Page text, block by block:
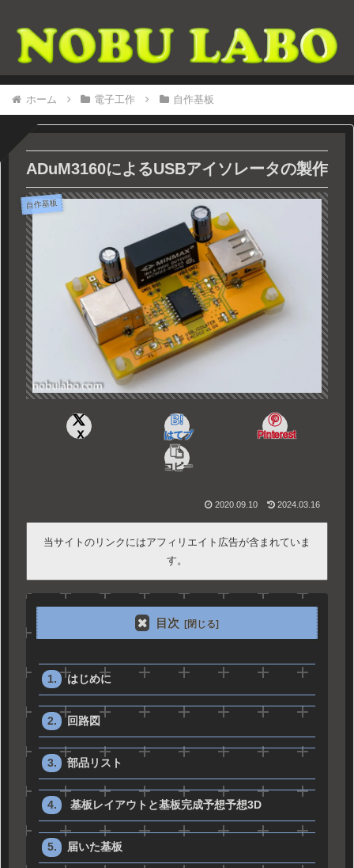
ホーム 電子工作 自作基板
ADuM3160によるUSBアイソレータの製作
自作基板
X はてブ Pinterest
コピー
2020.09.10 2024.03.16
当サイトのリンクにはアフィリエイト広告が含まれていま
す。
目次
はじめに
回路図
部品リスト
基板レイアウトと基板完成予想予想3D
届いた基板